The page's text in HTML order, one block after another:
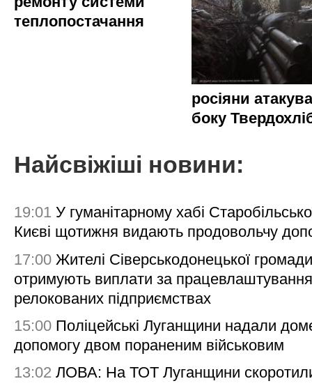
теплопостачання
росіяни
боку
Найсвіжіші новини:
19:01 У гуманітарному хабі
Києві щотижня видають продовольчу
17:00 Жителі Сіверськодонецької
отримують виплати за
релокованих підприємствах
15:00 Поліцейські Луганщини надали
допомогу двом пораненим військовим
13:02 ЛОВА: На ТОТ Луганщини